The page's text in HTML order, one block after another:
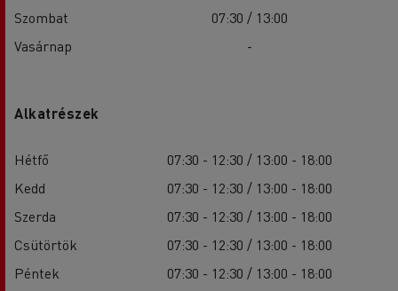
Szombat
07:30 / 13:00
Vasárnap
-
Alkatrészek
Hétfő
07:30 - 12:30 / 13:00 - 18:00
Kedd
07:30 - 12:30 / 13:00 - 18:00
Szerda
07:30 - 12:30 / 13:00 - 18:00
Csütörtök
07:30 - 12:30 / 13:00 - 18:00
Péntek
07:30 - 12:30 / 13:00 - 18:00